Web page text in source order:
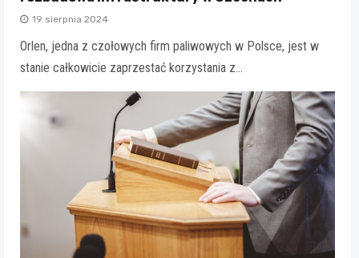
19 sierpnia 2024
Orlen, jedna z czołowych firm paliwowych w Polsce, jest w
stanie całkowicie zaprzestać korzystania z…